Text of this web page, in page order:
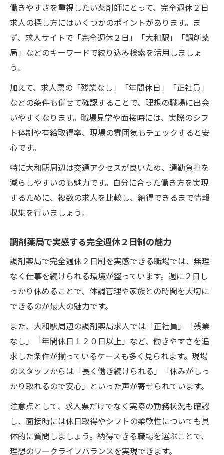
働きやすさを重視したい薬剤師にとって、完全週休２日
求人の探し方にはいくつかのポイントがあります。ま
ず、求人サイトで「完全週休２日」「大和駅」「調剤薬
局」などのキーワードで絞り込み検索を活用しましょ
う。
加えて、求人票の「残業なし」「年間休日」「正社員」
などの条件も併せて確認することで、理想の職場に出会
いやすくなります。職場見学や面接時には、実際のシフ
ト体制や有給取得率、現場の雰囲気もチェックすると安
心です。
特に大和駅周辺は交通アクセスが良いため、通勤負担を
減らしやすいのも魅力です。自分に合った働き方を実現
するために、複数の求人を比較し、納得できるまで情報
収集を行いましょう。
調剤薬局で実感する完全週休２日制の魅力
調剤薬局で完全週休２日制を実感できる職場では、無理
なく仕事を続けられる環境が整っています。週に２日し
っかり休めることで、体調管理や家族との時間を大切に
できるのが最大の魅力です。
また、大和駅周辺の調剤薬局求人では「正社員」「残業
なし」「年間休日１２０日以上」など、働きやすさを追
求した条件が揃っているケースも多く見られます。現場
のスタッフからは「長く働き続けられる」「休みがしっ
かり取れるので安心」といった声が寄せられています。
注意点として、求人票だけでなく実際の勤務状況も確認
し、面接時には休日取得やシフトの柔軟性についても具
体的に質問しましょう。納得できる職場を選ぶことで、
理想のワークライフバランスを実現できます。